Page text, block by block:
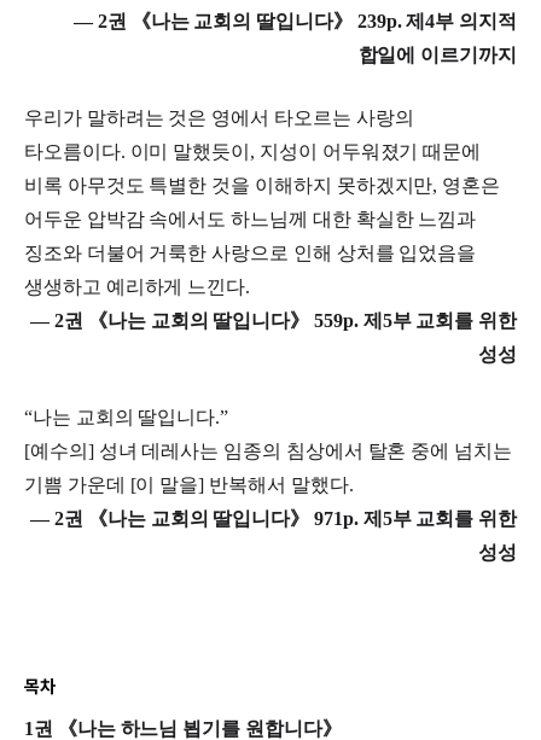
― 2권 《나는 교회의 딸입니다》 239p. 제4부 의지적
합일에 이르기까지
우리가 말하려는 것은 영에서 타오르는 사랑의
타오름이다. 이미 말했듯이, 지성이 어두워졌기 때문에
비록 아무것도 특별한 것을 이해하지 못하겠지만, 영혼은
어두운 압박감 속에서도 하느님께 대한 확실한 느낌과
징조와 더불어 거룩한 사랑으로 인해 상처를 입었음을
생생하고 예리하게 느낀다.
― 2권 《나는 교회의 딸입니다》 559p. 제5부 교회를 위한
성성
“나는 교회의 딸입니다.”
[예수의] 성녀 데레사는 임종의 침상에서 탈혼 중에 넘치는
기쁨 가운데 [이 말을] 반복해서 말했다.
― 2권 《나는 교회의 딸입니다》 971p. 제5부 교회를 위한
성성
목차
1권 《나는 하느님 뵙기를 원합니다》